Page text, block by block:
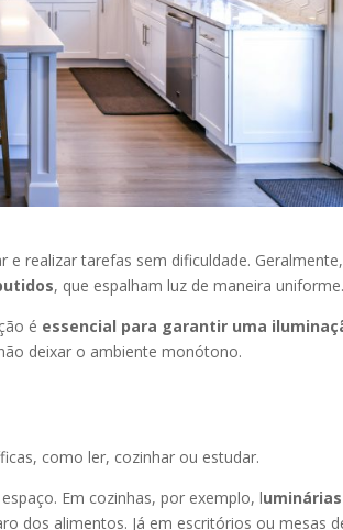
realizar tarefas sem dificuldade.
, que espalham luz de maneira uniforme.
é essencial para garantir uma
deixar o ambiente monótono.
como ler, cozinhar ou estudar.
Em cozinhas, por exemplo, l
dos alimentos. Já em escritórios ou mesas